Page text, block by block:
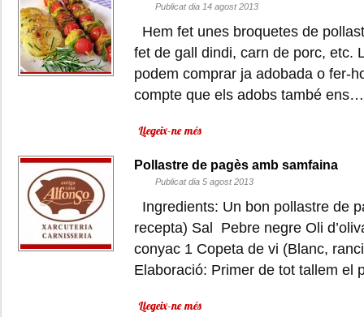
Publicat dia 14 agost 2013
Hem fet unes broquetes de
fet de gall dindi, carn de porc, etc.
podem comprar ja adobada o fer-
compte que els adobs també ens…
Llegeix-ne més
Pollastre de pagès amb samfaina
Publicat dia 5 agost 2013
Ingredients: Un bon pollastre de
recepta) Sal Pebre negre Oli
conyac 1 Copeta de vi (Blanc,
Elaboració: Primer de tot tallem el
Llegeix-ne més